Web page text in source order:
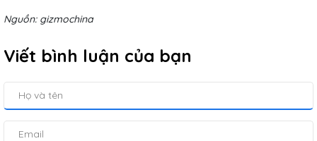
Nguồn: gizmochina
Viết bình luận của bạn